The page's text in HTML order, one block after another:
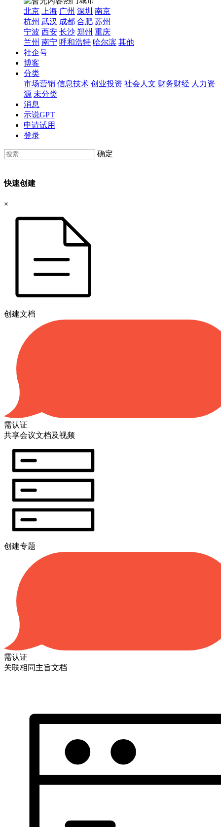
北京
上海 广州 深圳 南京
杭州 武汉 成都 合肥 苏州
宁波 西安 长沙 郑州 重庆
兰州 南宁 呼和浩特 哈尔滨 其他
社企号
博客
分类
市场营销 信息技术 创业投资 社会人文 财务财经 人力资
源 未分类
消息
示说GPT
申请试用
登录
确定
快速创建
×
创建文档
需认证
共享会议文档及视频
创建专题
需认证
关联相同主旨文档